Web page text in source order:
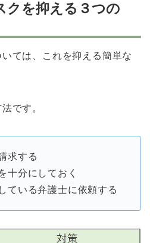
クを抑える３つの
ては、これを抑える簡単な
です。
求する
十分にしておく
ている弁護士に依頼する